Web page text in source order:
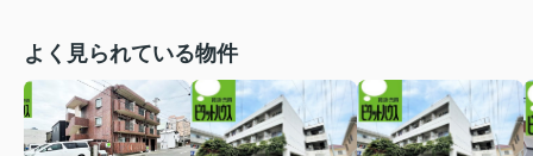
よく見られている物件